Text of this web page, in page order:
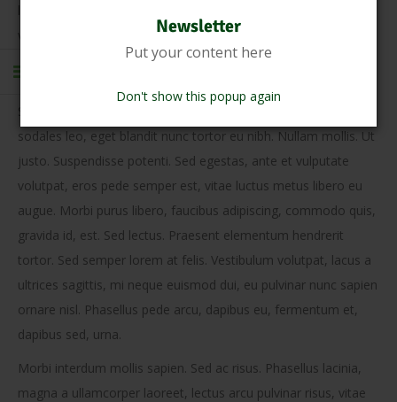
Newsletter
Put your content here
Don't show this popup again
lacinia, magna a ullamcorper laoreet, lectus arcu pulvinar risus,
vitae facilisis libero dolor a purus.
Sed pretium, ligula sollicitudin laoreet viverra, tortor libero
sodales leo, eget blandit nunc tortor eu nibh. Nullam mollis. Ut
justo. Suspendisse potenti. Sed egestas, ante et vulputate
volutpat, eros pede semper est, vitae luctus metus libero eu
augue. Morbi purus libero, faucibus adipiscing, commodo quis,
gravida id, est. Sed lectus. Praesent elementum hendrerit
tortor. Sed semper lorem at felis. Vestibulum volutpat, lacus a
ultrices sagittis, mi neque euismod dui, eu pulvinar nunc sapien
ornare nisl. Phasellus pede arcu, dapibus eu, fermentum et,
dapibus sed, urna.
Morbi interdum mollis sapien. Sed ac risus. Phasellus lacinia,
magna a ullamcorper laoreet, lectus arcu pulvinar risus, vitae